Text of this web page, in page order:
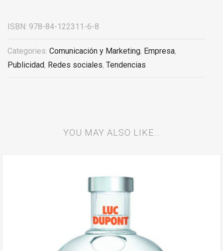
ISBN: 978-84-122311-6-8
Categories: Comunicación y Marketing, Empresa,
Publicidad, Redes sociales, Tendencias
YOU MAY ALSO LIKE…